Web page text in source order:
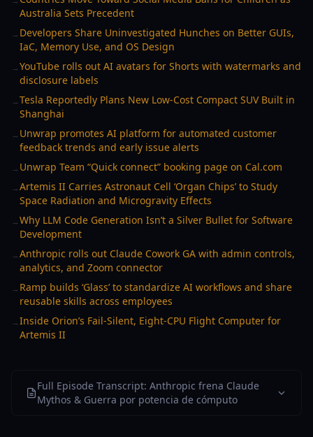
Australia Sets Precedent
→ Developers Share Uninvestigated Hunches on Better GUIs,
IaC, Memory Use, and OS Design
→YouTube rolls out AI avatars for Shorts with watermarks and
disclosure labels
→Tesla Reportedly Plans New Low-Cost Compact SUV Built in
Shanghai
→ Unwrap promotes AI platform for automated customer
feedback trends and early issue alerts
→ Unwrap Team “Quick connect” booking page on Cal.com
→Artemis II Carries Astronaut Cell ‘Organ Chips’ to Study
Space Radiation and Microgravity Effects
→Why LLM Code Generation Isn’t a Silver Bullet for Software
Development
→Anthropic rolls out Claude Cowork GA with admin controls,
analytics, and Zoom connector
→ Ramp builds ‘Glass’ to standardize AI workflows and share
reusable skills across employees
→Inside Orion’s Fail-Silent, Eight-CPU Flight Computer for
Artemis II
Full Episode Transcript: Anthropic frena Claude
Mythos & Guerra por potencia de cómputo